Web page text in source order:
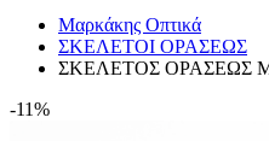
Μαρκάκης Οπτικά
ΣΚΕΛΕΤΟΙ ΟΡΑΣΕΩΣ
ΣΚΕΛΕΤΟΣ ΟΡΑΣΕΩΣ
-11%